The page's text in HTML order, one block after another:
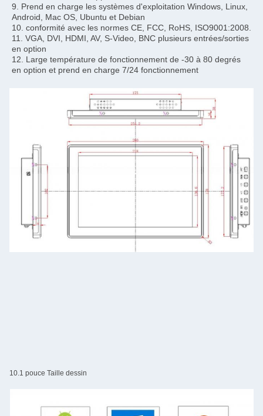
9. Prend en charge les systèmes d'exploitation Windows, Linux,
Android, Mac OS, Ubuntu et Debian
10. conformité avec les normes CE, FCC, RoHS, ISO9001:2008.
11. VGA, DVI, HDMI, AV, S-Video, BNC plusieurs entrées/sorties
en option
12. Large température de fonctionnement de -30 à 80 degrés
en option et prend en charge 7/24 fonctionnement
10.1 pouce Taille dessin